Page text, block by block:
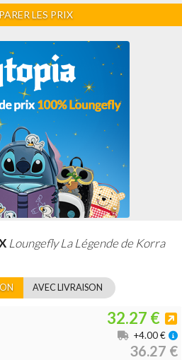
LES PRIX
Loungefly La Légende de Korra
AVEC LIVRAISON
32.27 €
36.27 €
+4.00 €